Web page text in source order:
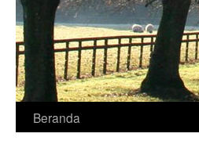
Langsung
Beranda